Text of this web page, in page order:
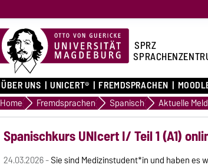
SPRZ
ÜBER UNS UNICERT® FREMDSPRACHEN
Home Fremdsprachen Spanisch
Spanischkurs UNIcert I/ Teil 1 (A1)
24.03.2026 -Sie sind Medizinstudent*in und haben es